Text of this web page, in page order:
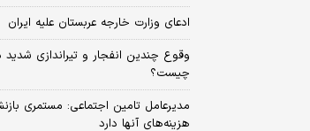
ادعای وزارت خارجه عربستان علیه ایران
وقوع چندین انفجار و تیراندازی شدید
چیست؟
مدیرعامل تامین اجتماعی: مستمری
هزینه‌های آنها دارد